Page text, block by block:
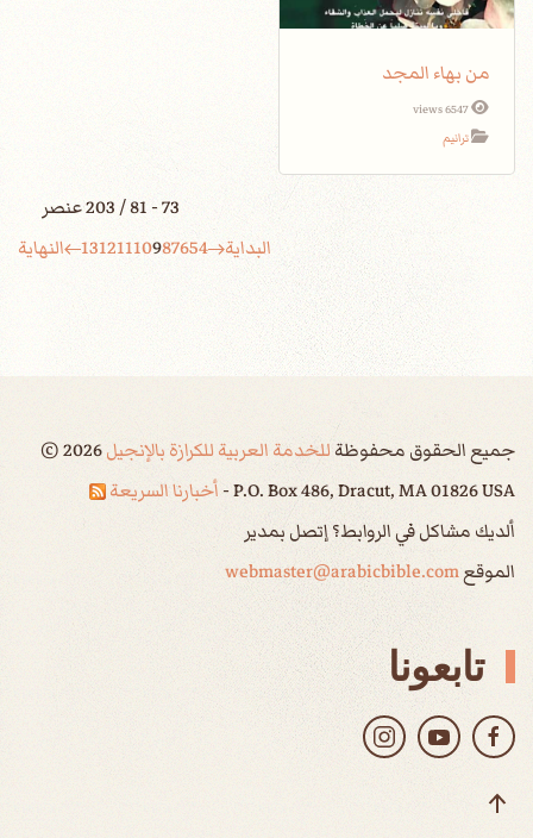
من بهاء المجد
6547 views
ترانيم
73 - 81 / 203 عنصر
البداية
4
5
6
7
8
9
10
11
12
13 النهاية
جميع الحقوق محفوظةللخدمة العربية للكرازة بالإنجيل ©2026
P.O. Box 486, Dracut, MA 01826 USA - أخبارنا السريعة
ألديك مشاكل في الروابط؟ إتصل بمدير
الموقعwebmaster@arabicbible.com
تابعونا